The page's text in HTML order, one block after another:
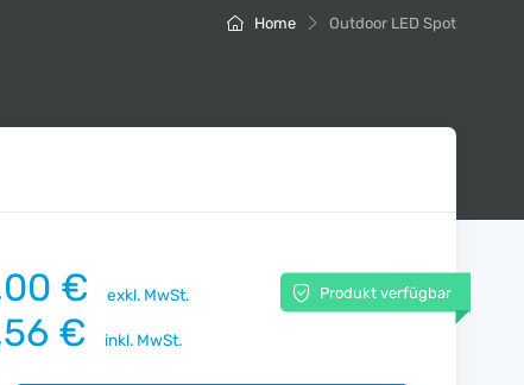
Home Outdoor LED Spot
€ exkl. MwSt.
€ inkl. MwSt.
Produkt verfügbar